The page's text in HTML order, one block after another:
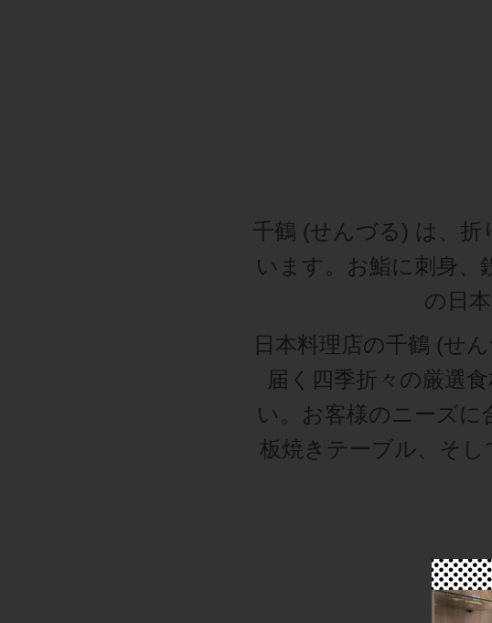
千鶴 (せんづる) は、折
います。お鮨に刺身、
の日
日本料理店の千鶴 (せ
届く四季折々の厳選
い。お客様のニーズに
板焼きテーブル、そ